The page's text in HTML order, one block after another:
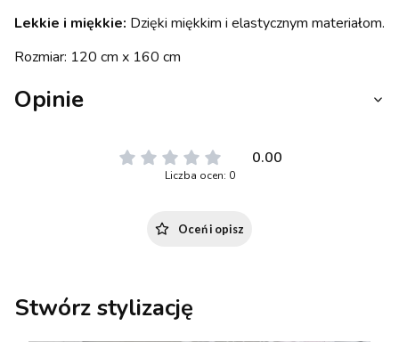
Lekkie i miękkie: Dzięki miękkim i elastycznym materiałom.
Rozmiar: 120 cm x 160 cm
Opinie
0.00
Liczba ocen: 0
Oceń i opisz
Stwórz stylizację